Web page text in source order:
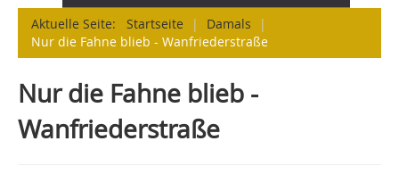
Aktuelle Seite: Startseite | Damals
|
Nur die Fahne blieb - Wanfriederstraße
Nur die Fahne blieb -
Wanfriederstraße